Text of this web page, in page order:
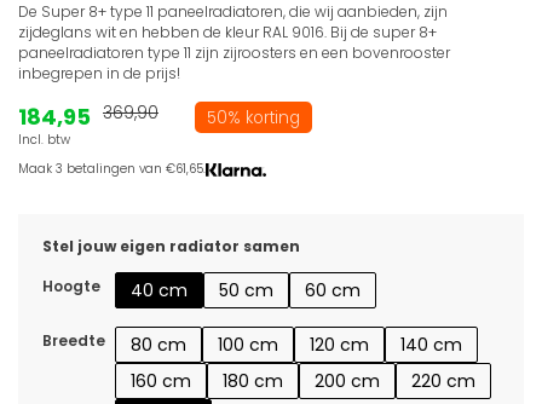
De Super 8+ type 11 paneelradiatoren, die wij aanbieden, zijn
zijdeglans wit en hebben de kleur RAL 9016. Bij de super 8+
paneelradiatoren type 11 zijn zijroosters en een bovenrooster
inbegrepen in de prijs!
184,95
Incl. btw
369,90 50% korting
Maak 3 betalingen van €61,65.
Stel jouw eigen radiator samen
Hoogte
40 cm 50 cm 60 cm
Breedte 80 cm 100 cm 120 cm
140 cm
160 cm
180 cm 200 cm
220 cm